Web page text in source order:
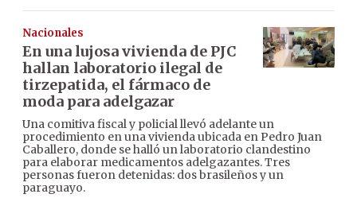
Nacionales
En una lujosa vivienda de PJC
hallan laboratorio ilegal de
tirzepatida, el fármaco de
moda para adelgazar
Una comitiva fiscal y policial llevó adelante un
procedimiento en una vivienda ubicada en Pedro Juan
Caballero, donde se halló un laboratorio clandestino
para elaborar medicamentos adelgazantes. Tres
personas fueron detenidas: dos brasileños y un
paraguayo.